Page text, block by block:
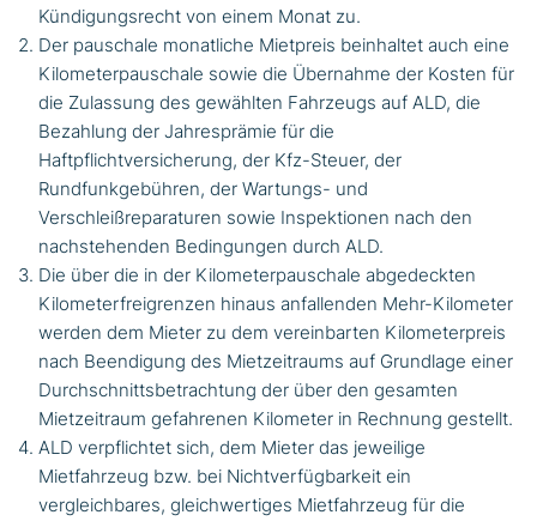
Kündigungsrecht von einem Monat zu.
Der pauschale monatliche Mietpreis beinhaltet auch eine
Kilometerpauschale sowie die Übernahme der Kosten für
die Zulassung des gewählten Fahrzeugs auf ALD, die
Bezahlung der Jahresprämie für die
Haftpflichtversicherung, der Kfz-Steuer, der
Rundfunkgebühren, der Wartungs- und
Verschleißreparaturen sowie Inspektionen nach den
nachstehenden Bedingungen durch ALD.
Die über die in der Kilometerpauschale abgedeckten
Kilometerfreigrenzen hinaus anfallenden Mehr-Kilometer
werden dem Mieter zu dem vereinbarten Kilometerpreis
nach Beendigung des Mietzeitraums auf Grundlage einer
Durchschnittsbetrachtung der über den gesamten
Mietzeitraum gefahrenen Kilometer in Rechnung gestellt.
ALD verpflichtet sich, dem Mieter das jeweilige
Mietfahrzeug bzw. bei Nichtverfügbarkeit ein
vergleichbares, gleichwertiges Mietfahrzeug für die